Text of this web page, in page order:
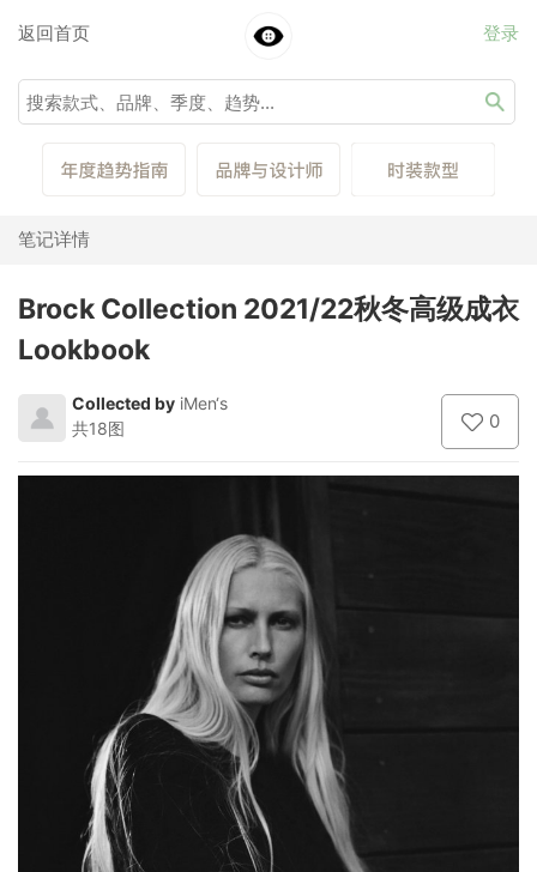
返回首页 登录
笔记详情
Brock Collection 2021/22秋冬高级成衣
Lookbook
Collected by iMen‘s
共18图
0